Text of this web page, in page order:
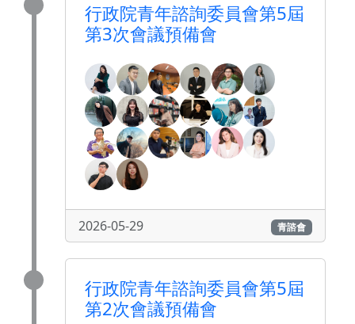
行政院青年諮詢委員會第5屆
第3次會議預備會
2026-05-29 青諮會
行政院青年諮詢委員會第5屆
第2次會議預備會